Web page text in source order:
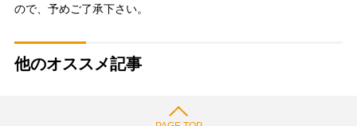
ので、予めご了承下さい。
他のオススメ記事